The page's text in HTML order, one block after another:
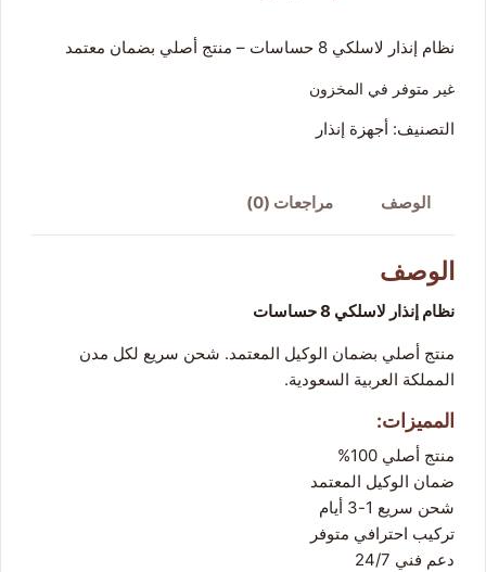
نظام إنذار لاسلكي 8 حساسات – منتج أصلي بضمان معتمد
غير متوفر في المخزون
التصنيف: أجهزة إنذار
الوصف مراجعات (0)
الوصف
نظام إنذار لاسلكي 8 حساسات
منتج أصلي بضمان الوكيل المعتمد. شحن سريع لكل مدن
المملكة العربية السعودية.
المميزات:
منتج أصلي 100%
ضمان الوكيل المعتمد
شحن سريع 1-3 أيام
تركيب احترافي متوفر
دعم فني 24/7